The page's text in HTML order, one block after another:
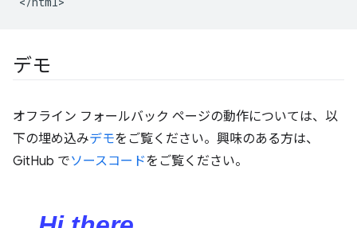
デモ
オフライン フォールバック ページの動作については、以
下の埋め込みデモをご覧ください。興味のある方は、
GitHub でソースコードをご覧ください。